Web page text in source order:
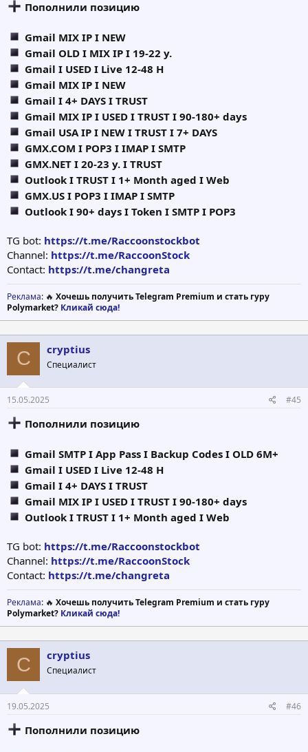
Пополнили позицию
Gmail MIX IP I NEW
Gmail OLD I MIX IP I 19-22 y.
Gmail I USED I Live 12-48 H
Gmail MIX IP I NEW
Gmail I 4+ DAYS I TRUST
Gmail MIX IP I USED I TRUST I 90-180+ days
Gmail USA IP I NEW I TRUST I 7+ DAYS
GMX.COM I POP3 I IMAP I SMTP
GMX.NET I 20-23 y. I TRUST
Outlook I TRUST I 1+ Month aged I Web
GMX.US I POP3 I IMAP I SMTP
Outlook I 90+ days I Token I SMTP I POP3
TG bot: https://t.me/Raccoonstockbot
Channel: https://t.me/RaccoonStock
Contact: https://t.me/changreta
Реклама: 🔥 Хочешь получить Telegram Premium и стать гуру
Polymarket? Кликай сюда!
C cryptius
Специалист
15.05.2025 #45
Пополнили позицию
Gmail SMTP I App Pass I Backup Codes I OLD 6M+
Gmail I USED I Live 12-48 H
Gmail I 4+ DAYS I TRUST
Gmail MIX IP I USED I TRUST I 90-180+ days
Outlook I TRUST I 1+ Month aged I Web
TG bot: https://t.me/Raccoonstockbot
Channel: https://t.me/RaccoonStock
Contact: https://t.me/changreta
Реклама: 🔥 Хочешь получить Telegram Premium и стать гуру
Polymarket? Кликай сюда!
C cryptius
Специалист
19.05.2025 #46
Пополнили позицию